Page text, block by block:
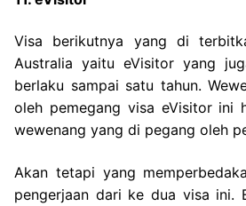
Visa berikutnya yang di
Australia yaitu eVisitor yang
berlaku sampai satu tahun.
oleh pemegang visa eVisitor ini
wewenang yang di pegang oleh
Akan tetapi yang
pengerjaan dari ke dua visa ini.